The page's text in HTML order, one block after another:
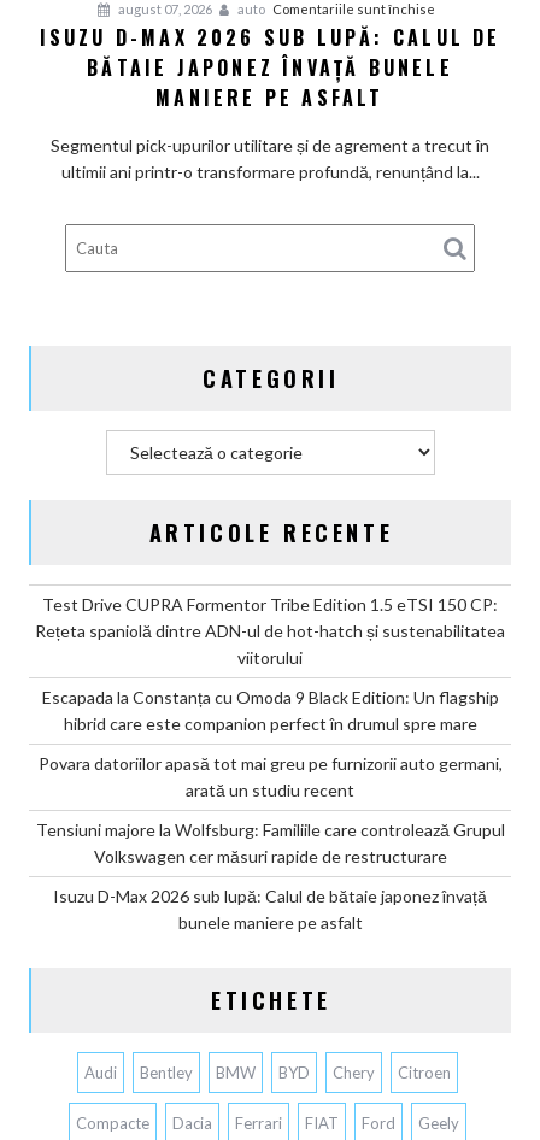
august 07, 2026 auto Comentariile sunt închise
D-
sub
lupă:
bătaie
japonez
ISUZU D-MAX 2026 SUB LUPĂ: CALUL DE
BĂTAIE JAPONEZ ÎNVAȚĂ BUNELE
MANIERE PE ASFALT
Segmentul pick-upurilor utilitare și de agrement a trecut în
ultimii ani printr-o transformare profundă, renunțând la...
CATEGORII
ARTICOLE RECENTE
Test Drive CUPRA Formentor Tribe Edition 1.5 eTSI 150 CP:
Rețeta spaniolă dintre ADN-ul de hot-hatch și sustenabilitatea
viitorului
Escapada la Constanța cu Omoda 9 Black Edition: Un flagship
hibrid care este companion perfect în drumul spre mare
Povara datoriilor apasă tot mai greu pe furnizorii auto germani,
arată un studiu recent
Tensiuni majore la Wolfsburg: Familiile care controlează Grupul
Volkswagen cer măsuri rapide de restructurare
Isuzu D-Max 2026 sub lupă: Calul de bătaie japonez învață
bunele maniere pe asfalt
ETICHETE
Audi Bentley BMW BYD Chery Citroen
Compacte Dacia Ferrari FIAT Ford Geely